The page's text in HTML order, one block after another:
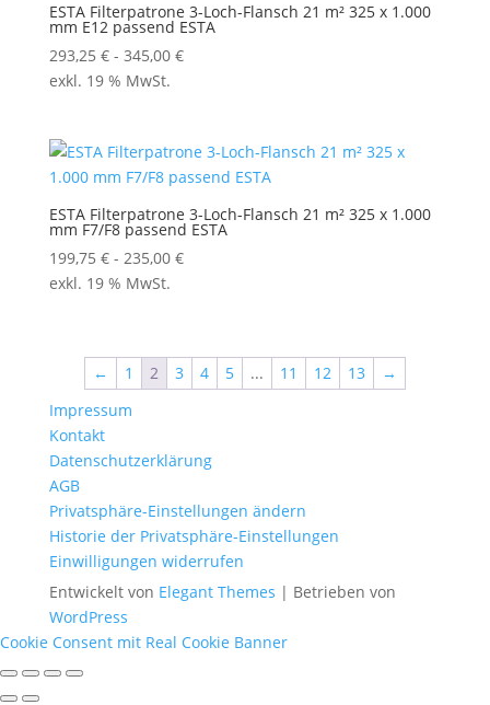
ESTA Filterpatrone 3-Loch-Flansch 21 m² 325 x 1.000
mm E12 passend ESTA
293,25 €- 345,00 €
exkl. 19 % MwSt.
ESTA Filterpatrone 3-Loch-Flansch 21 m² 325 x 1.000
mm F7/F8 passend ESTA
199,75 €- 235,00 €
exkl. 19 % MwSt.
← 1 2 3 4 5 ... 11 12 13
→
Impressum
Kontakt
Datenschutzerklärung
AGB
Privatsphäre-Einstellungen ändern
Historie der Privatsphäre-Einstellungen
Einwilligungen widerrufen
Entwickelt von Elegant Themes | Betrieben von
WordPress
Cookie Consent mit Real Cookie Banner